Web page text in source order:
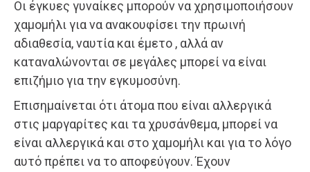
Οι έγκυες γυναίκες μπορούν να χρησιμοποιήσουν
χαμομήλι για να ανακουφίσει την πρωινή
αδιαθεσία, ναυτία και έμετο , αλλά αν
καταναλώνονται σε μεγάλες μπορεί να είναι
επιζήμιο για την εγκυμοσύνη.
Επισημαίνεται ότι άτομα που είναι αλλεργικά
στις μαργαρίτες και τα χρυσάνθεμα, μπορεί να
είναι αλλεργικά και στο χαμομήλι και για το λόγο
αυτό πρέπει να το αποφεύγουν. Έχουν